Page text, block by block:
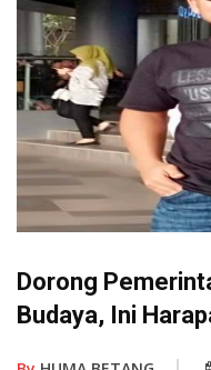
Dorong
Budaya, Ini